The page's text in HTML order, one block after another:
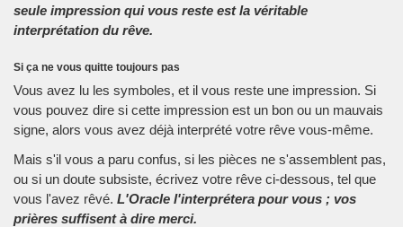
seule impression qui vous reste est la véritable
interprétation du rêve.
Si ça ne vous quitte toujours pas
Vous avez lu les symboles, et il vous reste une impression. Si
vous pouvez dire si cette impression est un bon ou un mauvais
signe, alors vous avez déjà interprété votre rêve vous-même.
Mais s'il vous a paru confus, si les pièces ne s'assemblent pas,
ou si un doute subsiste, écrivez votre rêve ci-dessous, tel que
vous l'avez rêvé. L'Oracle l'interprétera pour vous ; vos
prières suffisent à dire merci.